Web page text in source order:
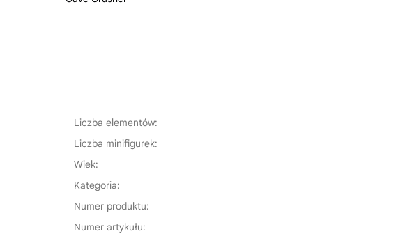
Liczba elementów:
Liczba minifigurek:
Wiek:
Kategoria:
Numer produktu:
Numer artykułu: